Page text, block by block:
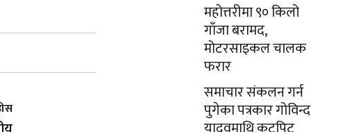
महोत्तरीमा ९० किलो
गाँजा बरामद,
मोटरसाइकल चालक
फरार
समाचार संकलन गर्न
पुगेका पत्रकार गोविन्द